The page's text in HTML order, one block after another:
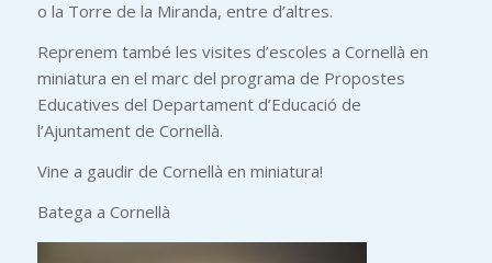
o la Torre de la Miranda, entre d’altres.
Reprenem també les visites d’escoles a Cornellà en
miniatura en el marc del programa de Propostes
Educatives del Departament d’Educació de
l’Ajuntament de Cornellà.
Vine a gaudir de Cornellà en miniatura!
Batega a Cornellà